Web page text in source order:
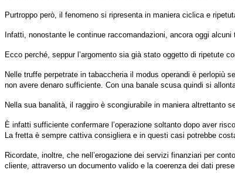
Purtroppo però, il fenomeno si ripresenta in maniera ciclica e
Infatti, nonostante le continue raccomandazioni, ancora oggi
Ecco perché, seppur l’argomento sia già stato oggetto di ripetute
Nelle truffe perpetrate in tabaccheria il modus operandi è perlopiù
non avere denaro sufficiente. Con una banale scusa quindi si
Nella sua banalità, il raggiro è scongiurabile in maniera altrettanto
È infatti sufficiente confermare l’operazione soltanto dopo aver
La fretta è sempre cattiva consigliera e in questi casi potrebbe
Ricordate, inoltre, che nell’erogazione dei servizi finanziari per
cliente, attraverso un documento valido e la coerenza dei dati